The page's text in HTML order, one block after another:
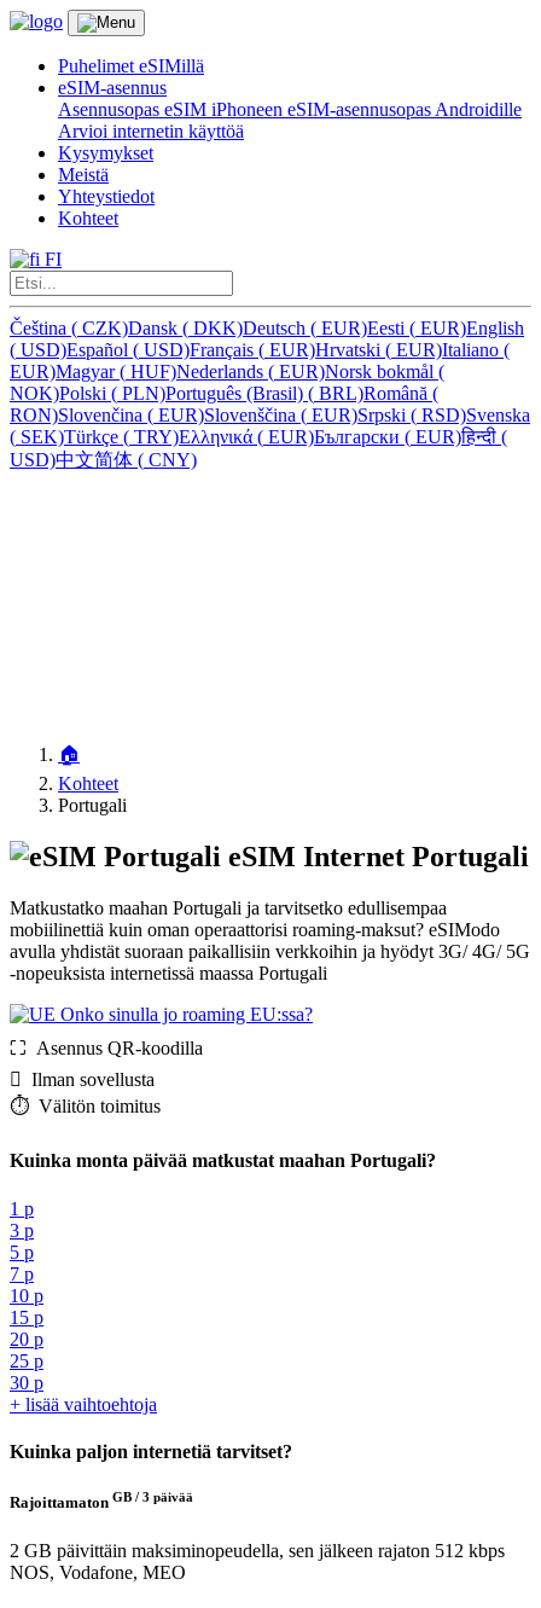
Puhelimet eSIMillä
eSIM-asennus
Asennusopas eSIM iPhoneen eSIM-asennusopas Androidille
Arvioi internetin käyttöä
Kysymykset
Meistä
Yhteystiedot
Kohteet
FI
Čeština ( CZK)Dansk ( DKK)Deutsch ( EUR)Eesti ( EUR)English
( USD)Español ( USD)Français ( EUR)Hrvatski ( EUR)Italiano (
EUR)Magyar( HUF)Nederlands ( EUR)Norsk bokmål (
NOK)Polski ( PLN)Português (Brasil) ( BRL)Română (
RON)Slovenčina ( EUR)Slovenščina ( EUR)Srpski ( RSD)Svenska
( SEK)Türkçe ( TRY)Ελληνικά ( EUR)Български ( EUR)हिन्दी (
USD)中文简体 ( CNY)
🏠
Kohteet
Portugali
eSIM Internet Portugali
Matkustatko maahan Portugali ja tarvitsetko edullisempaa
mobiilinettiä kuin oman operaattorisi roaming-maksut? eSIModo
avulla yhdistät suoraan paikallisiin verkkoihin ja hyödyt 3G/ 4G/ 5G
-nopeuksista internetissä maassa Portugali
Onko sinulla jo roaming EU:ssa?
⛶️️ Asennus QR-koodilla
️ Ilman sovellusta
⏱️️ Välitön toimitus
Kuinka monta päivää matkustat maahan Portugali?
1 p
3 p
5 p
7 p
10 p
15 p
20 p
25 p
30 p
+ lisää vaihtoehtoja
Kuinka paljon internetiä tarvitset?
Rajoittamaton GB / 3 päivää
2 GB päivittäin maksiminopeudella, sen jälkeen rajaton 512 kbps
NOS, Vodafone, MEO